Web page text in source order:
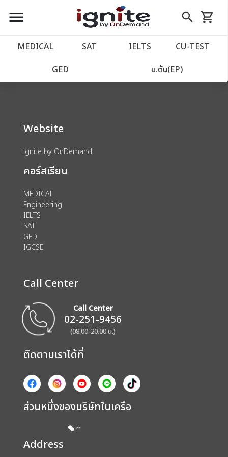
close
account_balance หน้าแรก
เว็บไซต์อิกไนท์
import_contacts วางแผนการเรียน
account_circle เข้าสู่ระบบ
assignment ลงทะเบียน
menu search
Skip
to
shopping_cart
รถเข็น
MEDICAL SAT IELTS CU‑TEST
GED ม.ต้น(EP)
We could not find anything for 80002019
Website
ignite by OnDemand
คอร์สเรียน
MEDICAL
Engineering
IELTS
SAT
GED
IGCSE
Call Center
Call Center
02-251-9456
(08.00-20.00 น.)
ติดตามเราได้ที่
ส่วนหนึ่งของบริษัทในเครือ
Address